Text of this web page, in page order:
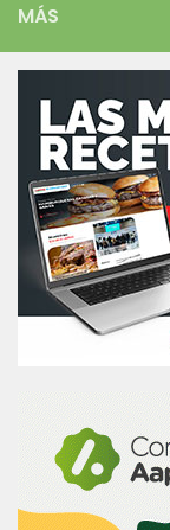
MÁS